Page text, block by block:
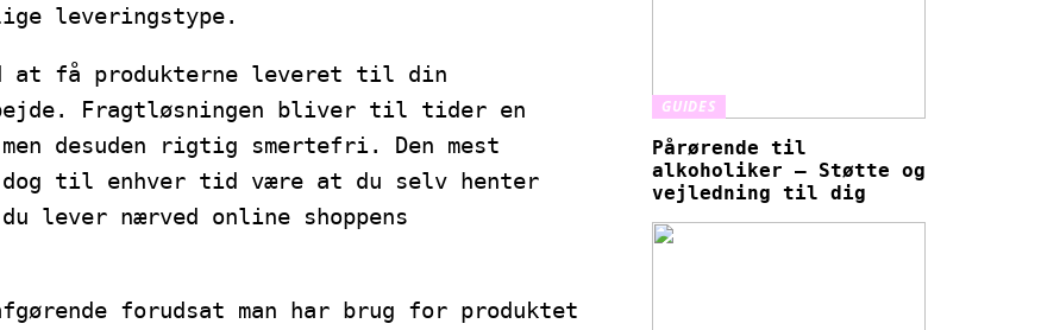
leveringstype.
at få produkterne leveret til din
Fragtløsningen bliver til tider en
desuden rigtig smertefri. Den mest
til enhver tid være at du selv henter
lever nærved online shoppens
forudsat man har brug for produktet
GUIDES
Pårørende til
alkoholiker – Støtte og
vejledning til dig